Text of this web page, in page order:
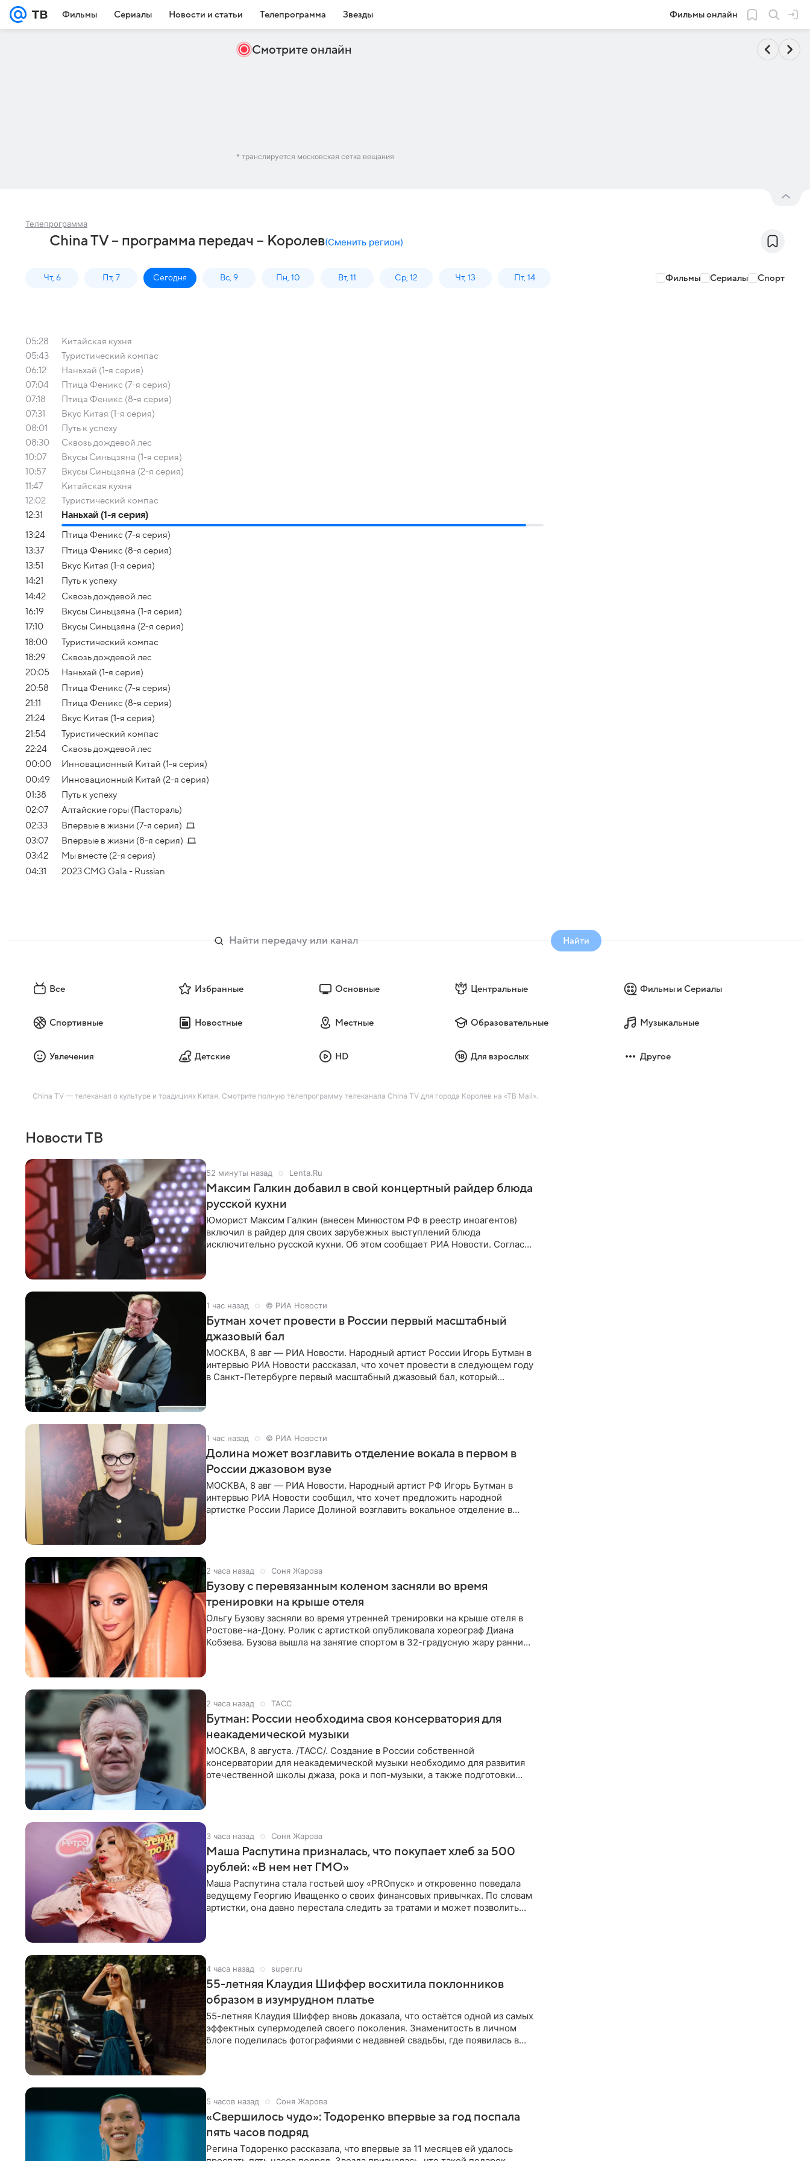
Фильмы Сериалы Новости и статьи Телепрограмма Звезды Фильмы онлайн
Смотрите онлайн
* транслируется московская сетка вещания
Телепрограмма
China TV – программа передач – Королев(Сменить регион)
Чт, 6 Пт, 7 Сегодня Вс, 9 Пн, 10 Вт, 11 Ср, 12 Чт, 13 Пт, 14 Фильмы Сериалы Спорт
05:28
Китайская кухня
05:43
Туристический компас
06:12
Наньхай (1-я серия)
07:04
Птица Феникс (7-я серия)
07:18
Птица Феникс (8-я серия)
07:31
Вкус Китая (1-я серия)
08:01
Путь к успеху
08:30
Сквозь дождевой лес
10:07
Вкусы Синьцзяна (1-я серия)
10:57
Вкусы Синьцзяна (2-я серия)
11:47
Китайская кухня
12:02
Туристический компас
12:31
Наньхай (1-я серия)
13:24
Птица Феникс (7-я серия)
13:37
Птица Феникс (8-я серия)
13:51
Вкус Китая (1-я серия)
14:21
Путь к успеху
14:42
Сквозь дождевой лес
16:19
Вкусы Синьцзяна (1-я серия)
17:10
Вкусы Синьцзяна (2-я серия)
18:00
Туристический компас
18:29
Сквозь дождевой лес
20:05
Наньхай (1-я серия)
20:58
Птица Феникс (7-я серия)
21:11
Птица Феникс (8-я серия)
21:24
Вкус Китая (1-я серия)
21:54
Туристический компас
22:24
Сквозь дождевой лес
00:00
Инновационный Китай (1-я серия)
00:49
Инновационный Китай (2-я серия)
01:38
Путь к успеху
02:07
Алтайские горы (Пастораль)
02:33
Впервые в жизни (7-я серия)
03:07
Впервые в жизни (8-я серия)
03:42
Мы вместе (2-я серия)
04:31
2023 CMG Gala - Russian
Найти
Все Избранные Основные Центральные Фильмы и Сериалы
Спортивные Новостные Местные Образовательные Музыкальные
Увлечения Детские HD Для взрослых Другое
China TV — телеканал о культуре и традициях Китая. Смотрите полную телепрограмму телеканала China TV для города Королев на «ТВ Mail».
Новости ТВ
52 минуты назад Lenta.Ru
Максим Галкин добавил в свой концертный райдер блюда
русской кухни
Юморист Максим Галкин (внесен Минюстом РФ в реестр иноагентов)
включил в райдер для своих зарубежных выступлений блюда
исключительно русской кухни. Об этом сообщает РИА Новости. Согласно
1 час назад © РИА Новости
Бутман хочет провести в России первый масштабный
джазовый бал
МОСКВА, 8 авг — РИА Новости. Народный артист России Игорь Бутман в
интервью РИА Новости рассказал, что хочет провести в следующем году
в Санкт-Петербурге первый масштабный джазовый бал, который
1 час назад © РИА Новости
Долина может возглавить отделение вокала в первом в
России джазовом вузе
МОСКВА, 8 авг — РИА Новости. Народный артист РФ Игорь Бутман в
интервью РИА Новости сообщил, что хочет предложить народной
артистке России Ларисе Долиной возглавить вокальное отделение в
2 часа назад Соня Жарова
Бузову с перевязанным коленом засняли во время
тренировки на крыше отеля
Ольгу Бузову засняли во время утренней тренировки на крыше отеля в
Ростове-на-Дону. Ролик с артисткой опубликовала хореограф Диана
Кобзева. Бузова вышла на занятие спортом в 32-градусную жару ранним
2 часа назад ТАСС
Бутман: России необходима своя консерватория для
неакадемической музыки
МОСКВА, 8 августа. /ТАСС/. Создание в России собственной
консерватории для неакадемической музыки необходимо для развития
отечественной школы джаза, рока и поп-музыки, а также подготовки
3 часа назад Соня Жарова
Маша Распутина призналась, что покупает хлеб за 500
рублей: «В нем нет ГМО»
Маша Распутина стала гостьей шоу «PROпуск» и откровенно поведала
ведущему Георгию Иващенко о своих финансовых привычках. По словам
артистки, она давно перестала следить за тратами и может позволить
4 часа назад super.ru
55-летняя Клаудия Шиффер восхитила поклонников
образом в изумрудном платье
55-летняя Клаудия Шиффер вновь доказала, что остаётся одной из самых
эффектных супермоделей своего поколения. Знаменитость в личном
блоге поделилась фотографиями с недавней свадьбы, где появилась в
5 часов назад Соня Жарова
«Свершилось чудо»: Тодоренко впервые за год поспала
пять часов подряд
Регина Тодоренко рассказала, что впервые за 11 месяцев ей удалось